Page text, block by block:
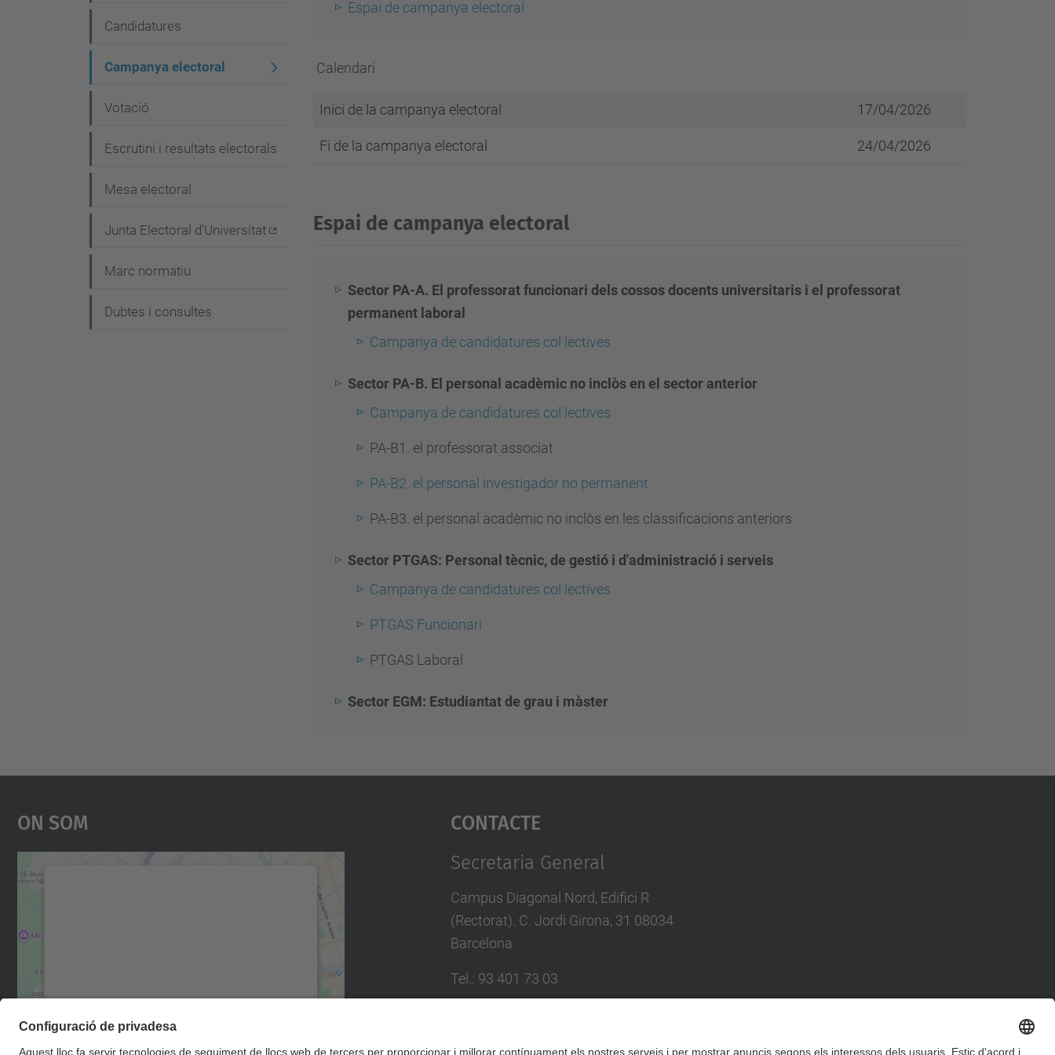
Espai de campanya electoral
Calendari
Inici de la campanya electoral 17/04/2026
Fi de la campanya electoral 24/04/2026
Espai de campanya electoral
Sector PA-A. El professorat funcionari dels cossos docents universitaris i el professorat
permanent laboral
Campanya de candidatures col·lectives
Sector PA-B. El personal acadèmic no inclòs en el sector anterior
Campanya de candidatures col·lectives
PA-B1. el professorat associat
PA-B2. el personal investigador no permanent
PA-B3. el personal acadèmic no inclòs en les classificacions anteriors
Sector PTGAS: Personal tècnic, de gestió i d'administració i serveis
Campanya de candidatures col·lectives
PTGAS Funcionari
PTGAS Laboral
Sector EGM: Estudiantat de grau i màster
g
a
i
ó
Candidatures
Campanya electoral
Votació
Escrutini i resultats electorals
Mesa electoral
Junta Electoral d'Universitat
Marc normatiu
Dubtes i consultes
On Som
Més Informació
Contacte
Secretaria General
Campus Diagonal Nord, Edifici R
(Rectorat). C. Jordi Girona, 31 08034
Barcelona
Tel. : 93 401 73 03
Formulari de contacte